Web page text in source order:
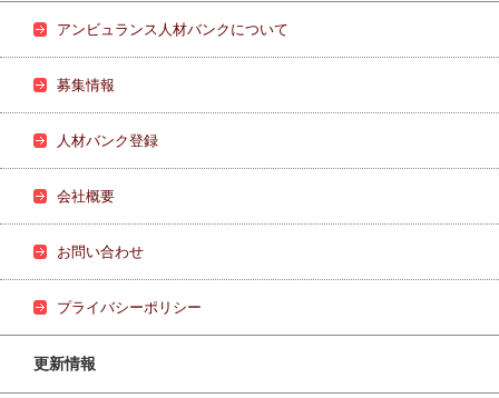
アンビュランス人材バンクについて
募集情報
人材バンク登録
会社概要
お問い合わせ
プライバシーポリシー
更新情報